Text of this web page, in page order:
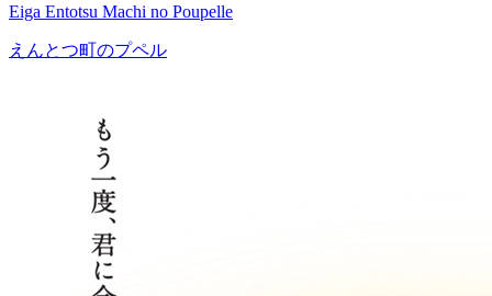
Eiga Entotsu Machi no Poupelle
えんとつ町のプペル